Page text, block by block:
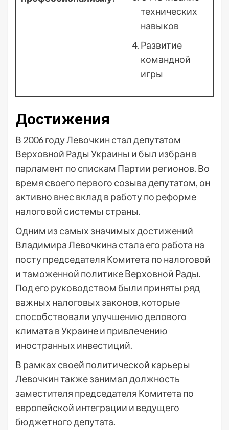
технических
навыков
Развитие
командной
игры
Достижения
В 2006 году Левочкин стал депутатом
Верховной Рады Украины и был избран в
парламент по спискам Партии регионов. Во
время своего первого созыва депутатом, он
активно внес вклад в работу по реформе
налоговой системы страны.
Одним из самых значимых достижений
Владимира Левочкина стала его работа на
посту председателя Комитета по налоговой
и таможенной политике Верховной Рады.
Под его руководством были приняты ряд
важных налоговых законов, которые
способствовали улучшению делового
климата в Украине и привлечению
иностранных инвестиций.
В рамках своей политической карьеры
Левочкин также занимал должность
заместителя председателя Комитета по
европейской интеграции и ведущего
бюджетного депутата.